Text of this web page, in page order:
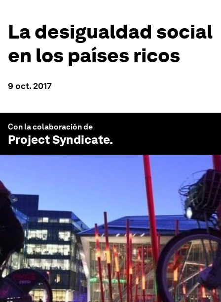
La desigualdad social
en los países ricos
9 oct. 2017
Con la colaboración de
Project Syndicate.